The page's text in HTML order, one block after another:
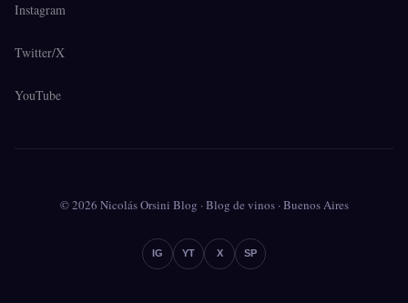
Instagram
Twitter/X
YouTube
© 2026 Nicolás Orsini Blog · Blog de vinos · Buenos Aires
IG YT X SP